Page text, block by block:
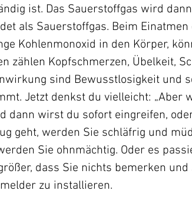
ist. Das Sauerstoffgas wird
als Sauerstoffgas. Beim
Kohlenmonoxid in den Körper,
zählen Kopfschmerzen, Übelkeit,
sind Bewusstlosigkeit und
Jetzt denkst du vielleicht: „Aber
dann wirst du sofort eingreifen,
geht, werden Sie schläfrig und
Sie ohnmächtig. Oder es
dass Sie nichts bemerken
zu installieren.